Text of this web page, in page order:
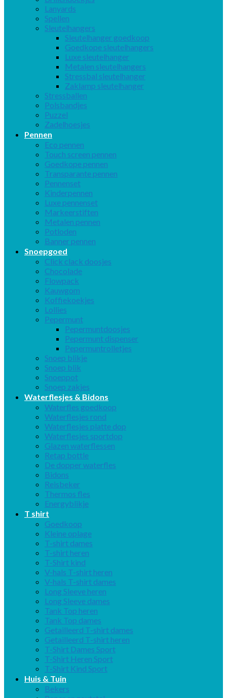
Lanyards
Spellen
Sleutelhangers
Sleutelhanger goedkoop
Goedkope sleutelhangers
Luxe sleutelhanger
Metalen sleutelhangers
Stressbal sleutelhanger
Zaklamp sleutelhanger
Stressballen
Polsbandjes
Puzzel
Zadelhoesjes
Pennen
Eco pennen
Touch screen pennen
Goedkope pennen
Transparante pennen
Pennenset
Kinderpennen
Luxe pennenset
Markeerstiften
Metalen pennen
Potloden
Banner pennen
Snoepgoed
Click clack doosjes
Chocolade
Flowpack
Kauwgom
Koffiekoekjes
Lollies
Pepermunt
Pepermuntdoosjes
Pepermunt dispenser
Pepermuntrolletjes
Snoep blikje
Snoep blik
Snoeppot
Snoep zakjes
Waterflesjes & Bidons
Waterfles goedkoop
Waterflesjes rond
Waterflesjes platte dop
Waterflesjes sportdop
Glazen waterflessen
Retap bottle
De dopper waterfles
Bidons
Reisbeker
Thermos fles
Energyblikje
T shirt
Goedkoop
Kleine oplage
T-shirt dames
T-shirt heren
T-Shirt kind
V-hals T-shirt heren
V-hals T-shirt dames
Long Sleeve heren
Long Sleeve dames
Tank Top heren
Tank Top dames
Getailleerd T-shirt dames
Getailleerd T-shirt heren
T-Shirt Dames Sport
T-Shirt Heren Sport
T-Shirt Kind Sport
Huis & Tuin
Bekers